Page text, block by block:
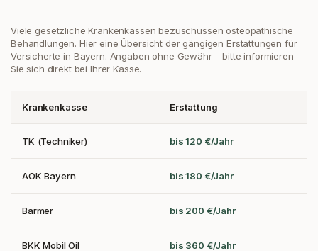
Viele gesetzliche Krankenkassen bezuschussen osteopathische
Behandlungen. Hier eine Übersicht der gängigen Erstattungen für
Versicherte in Bayern. Angaben ohne Gewähr – bitte informieren
Sie sich direkt bei Ihrer Kasse.
Krankenkasse Erstattung
TK (Techniker) bis 120 €/Jahr
AOK Bayern bis 180 €/Jahr
Barmer bis 200 €/Jahr
BKK Mobil Oil bis 360 €/Jahr